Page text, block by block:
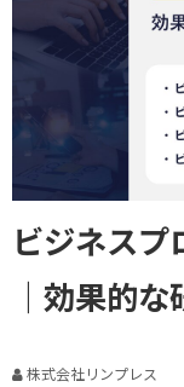
ビジネス
｜効果的
株式会社リンプレス